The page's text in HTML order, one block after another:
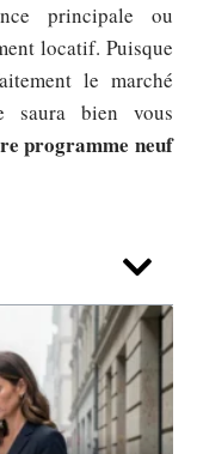
principale ou
locatif. Puisque
le marché
saura bien vous
programme neuf